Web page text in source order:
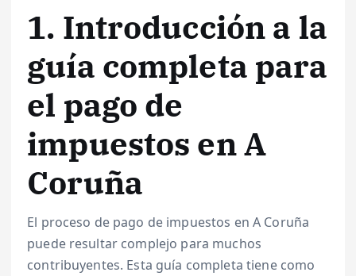
1. Introducción a la
guía completa para
el pago de
impuestos en A
Coruña
El proceso de pago de impuestos en A Coruña
puede resultar complejo para muchos
contribuyentes. Esta guía completa tiene como